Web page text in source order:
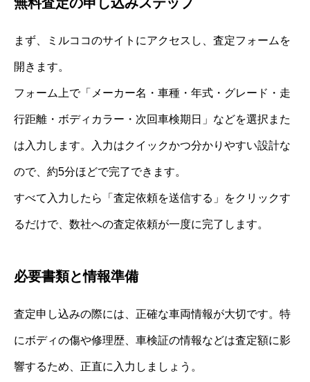
まず、ミルココのサイトにアクセスし、査定フォームを
開きます。
フォーム上で「メーカー名・車種・年式・グレード・走
行距離・ボディカラー・次回車検期日」などを選択また
は入力します。入力はクイックかつ分かりやすい設計な
ので、約5分ほどで完了できます。
すべて入力したら「査定依頼を送信する」をクリックす
るだけで、数社への査定依頼が一度に完了します。
必要書類と情報準備
査定申し込みの際には、正確な車両情報が大切です。特
にボディの傷や修理歴、車検証の情報などは査定額に影
響するため、正直に入力しましょう。